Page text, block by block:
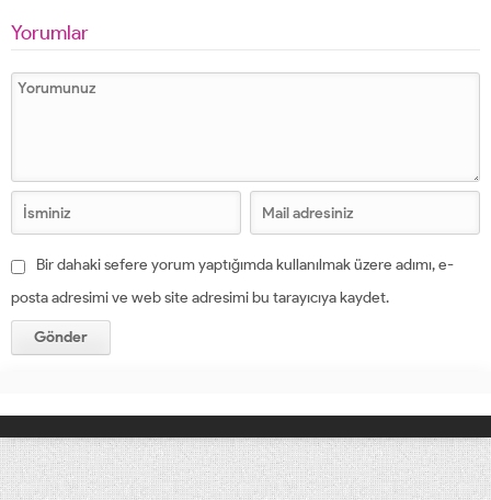
Yorumlar
Bir dahaki sefere yorum yaptığımda kullanılmak üzere adımı, e-
posta adresimi ve web site adresimi bu tarayıcıya kaydet.